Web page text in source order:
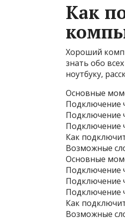
Как
Хороший
знать обо
ноутбуку,
Основные
Подключение
Подключение
Подключение
Как
Возможные
Основные
Подключение
Подключение
Подключение
Как
Возможные